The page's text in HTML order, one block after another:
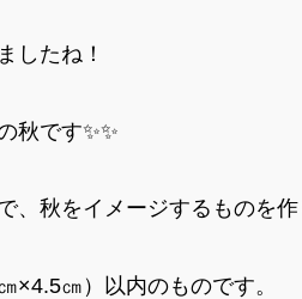
したね！
秋です✨✨
、秋をイメージするものを作
×4.5㎝）以内のものです。